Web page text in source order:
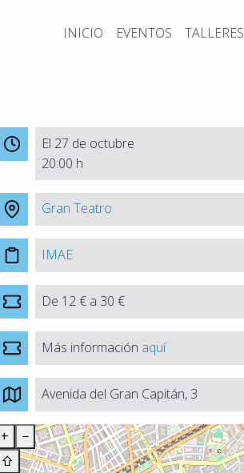
INICIO EVENTOS TALLERES
El 27 de octubre
20:00 h
Gran Teatro
IMAE
De 12 € a 30 €
Más información aquí
Avenida del Gran Capitán, 3
+
−
⇧